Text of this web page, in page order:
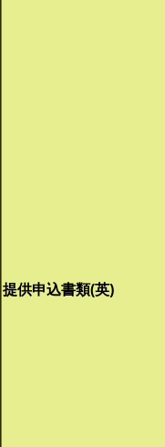
提供申込書類(英)